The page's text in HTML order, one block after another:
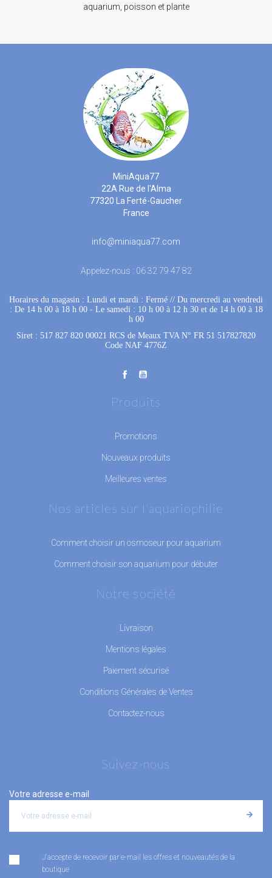
aquarium, poisson et plante
MiniAqua77
22A Rue de l'Alma
77320 La Ferté-Gaucher
France
info@miniaqua77.com
Appelez-nous : 06 32 79 47 82
Horaires du magasin : Lundi et mardi : Fermé // Du mercredi au vendredi
: De 14 h 00 à 18 h 00 - Le samedi : 10 h 00 à 12 h 30 et de 14 h 00 à 18
h 00
Siret : 517 827 820 00021 RCS de Meaux TVA N° FR 51 517827820
Code NAF 4776Z
Produits
Promotions
Nouveaux produits
Meilleures ventes
Nos articles sur l'aquariophilie
Comment choisir un osmoseur pour aquarium
Comment choisir son aquarium pour débuter
Notre société
Livraison
Mentions légales
Paiement sécurisé
Conditions Générales de Ventes
Contactez-nous
Suivez-nous
Votre adresse e-mail
J'accepte de recevoir par e-mail les offres et nouveautés de la
boutique